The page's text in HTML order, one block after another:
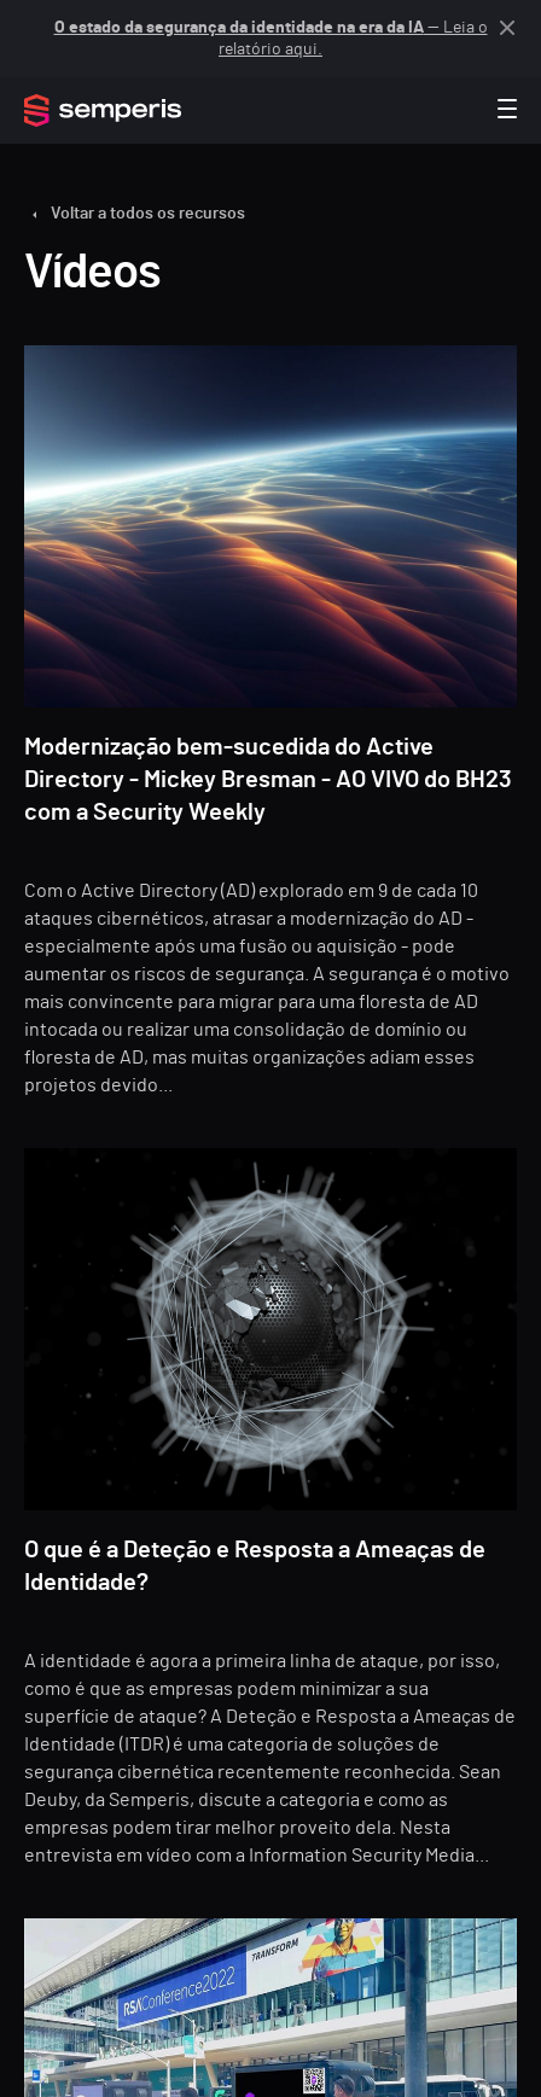
O estado da segurança da identidade na era da IA— Leia o
relatório aqui.
Voltar a todos os recursos
Vídeos
Modernização bem-sucedida do Active
Directory - Mickey Bresman - AO VIVO do BH23
com a Security Weekly
Com o Active Directory (AD) explorado em 9 de cada 10
ataques cibernéticos, atrasar a modernização do AD -
especialmente após uma fusão ou aquisição - pode
aumentar os riscos de segurança. A segurança é o motivo
mais convincente para migrar para uma floresta de AD
intocada ou realizar uma consolidação de domínio ou
floresta de AD, mas muitas organizações adiam esses
projetos devido...
O que é a Deteção e Resposta a Ameaças de
Identidade?
A identidade é agora a primeira linha de ataque, por isso,
como é que as empresas podem minimizar a sua
superfície de ataque? A Deteção e Resposta a Ameaças de
Identidade (ITDR) é uma categoria de soluções de
segurança cibernética recentemente reconhecida. Sean
Deuby, da Semperis, discute a categoria e como as
empresas podem tirar melhor proveito dela. Nesta
entrevista em vídeo com a Information Security Media...